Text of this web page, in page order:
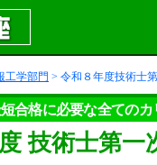
工学部門 > 令和８年度技術士
合格に必要な全ての
技術士第